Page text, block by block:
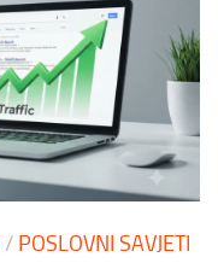
/ POSLOVNI SAVJETI